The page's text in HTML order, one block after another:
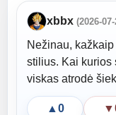
xbbx (2026-
Nežinau,
stilius. Kai kurios
viskas atrodė
▲ 0 ▼